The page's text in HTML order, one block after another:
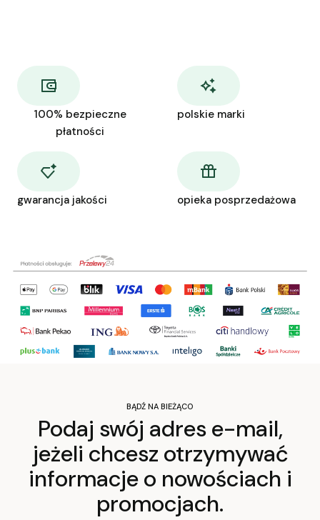
100% bezpieczne
płatności
polskie marki
gwarancja jakości opieka posprzedażowa
BĄDŹ NA BIEŻĄCO
Podaj swój adres e-mail,
jeżeli chcesz otrzymywać
informacje o nowościach i
promocjach.